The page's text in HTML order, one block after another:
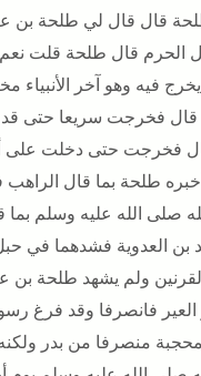
قال قال لي طلحة
الحرم قال طلحة قلت
فيه وهو آخر
فخرجت سريعا حتى
قال فخرجت حتى دخلت على
طلحة بما قال
صلى الله عليه وسلم بما
بن العدوية فشدهما في
ولم يشهد طلحة بن
فانصرفا وقد فرغ
منصرفا من بدر